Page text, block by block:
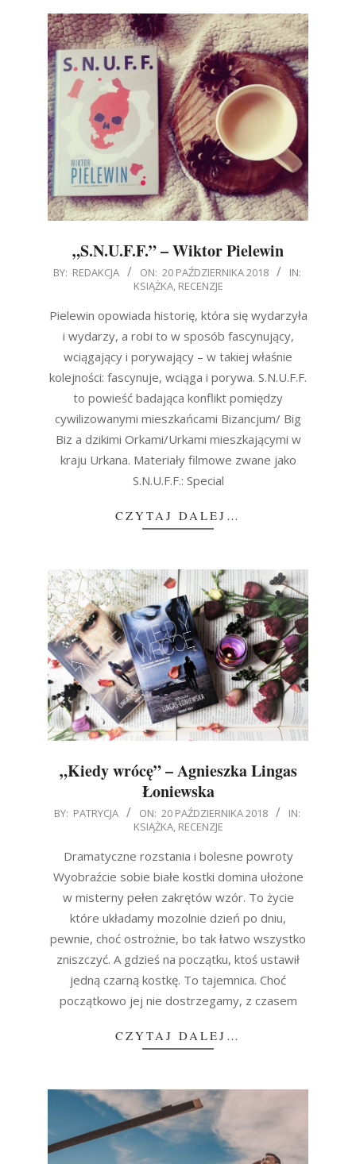
„S.N.U.F.F.” – Wiktor Pielewin
2018-
20
BY: REDAKCJA ON: 20 PAŹDZIERNIKA 2018
IN:
KSIĄŻKA, RECENZJE
Pielewin opowiada historię, która się wydarzyła
i wydarzy, a robi to w sposób fascynujący,
wciągający i porywający – w takiej właśnie
kolejności: fascynuje, wciąga i porywa. S.N.U.F.F.
to powieść badająca konflikt pomiędzy
cywilizowanymi mieszkańcami Bizancjum/ Big
Biz a dzikimi Orkami/Urkami mieszkającymi w
kraju Urkana. Materiały filmowe zwane jako
S.N.U.F.F.: Special
CZYTAJ DALEJ…
„Kiedy wrócę” – Agnieszka Lingas
Łoniewska
2018-
BY: PATRYCJA ON: 20 PAŹDZIERNIKA 2018
IN:
KSIĄŻKA, RECENZJE
Dramatyczne rozstania i bolesne powroty
Wyobraźcie sobie białe kostki domina ułożone
w misterny pełen zakrętów wzór. To życie
które układamy mozolnie dzień po dniu,
pewnie, choć ostrożnie, bo tak łatwo wszystko
zniszczyć. A gdzieś na początku, ktoś ustawił
jedną czarną kostkę. To tajemnica. Choć
początkowo jej nie dostrzegamy, z czasem
CZYTAJ DALEJ…